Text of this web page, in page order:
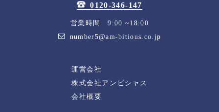
0120-346-147
営業時間 9:00 ~18:00
number5@am-bitious.co.jp
運営会社
株式会社アンビシャス
会社概要